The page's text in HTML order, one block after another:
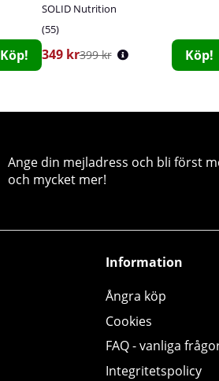
Köp!
SOLID Nutrition
55
349 kr399 kr Köp!
Ange din mejladress och bli först
och mycket mer!
Information
Ångra köp
Cookies
FAQ - vanliga
Integritetspolicy